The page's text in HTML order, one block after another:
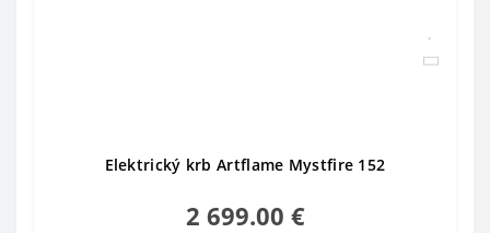
Elektrický krb Artflame Mystfire 152
2 699.00 €